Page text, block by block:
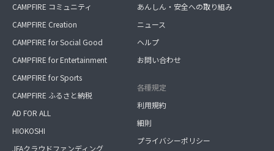
CAMPFIRE コミュニティ
CAMPFIRE Creation
CAMPFIRE for Social Good
CAMPFIRE for Entertainment
CAMPFIRE for Sports
CAMPFIRE ふるさと納税
AD FOR ALL
HIOKOSHI
JFAクラウドファンディング
あんしん・安全への取り組み
ニュース
ヘルプ
お問い合わせ
各種規定
利用規約
細則
プライバシーポリシー